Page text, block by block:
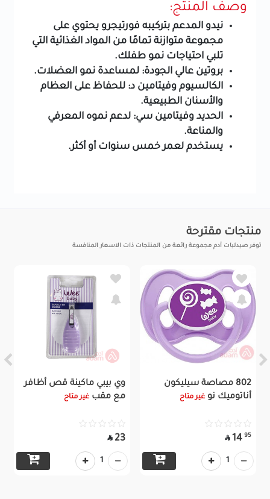
وصف المنتج:
نيدو المدعم بتركيبه فورتيجرو يحتوي على
مجموعة متوازنة تمامًا من المواد الغذائية التي
تلبي احتياجات نمو طفلك.
بروتين عالي الجودة: لمساعدة نمو العضلات.
الكالسيوم وفيتامين د: للحفاظ على العظام
والأسنان الطبيعية.
الحديد وفيتامين سي: لدعم نموه المعرفي
والمناعة.
يستخدم لعمر خمس سنوات أو أكثر.
منتجات مقترحة
توفر صيدليات آدم مجموعة رائعة من المنتجات ذات الاسعار المنافسة
802 مصاصة سيليكون
أناتوميك نو غير متاح
95
14

1
وي بيبي ماكينة قص أظافر
مع مقب غير متاح
23

1